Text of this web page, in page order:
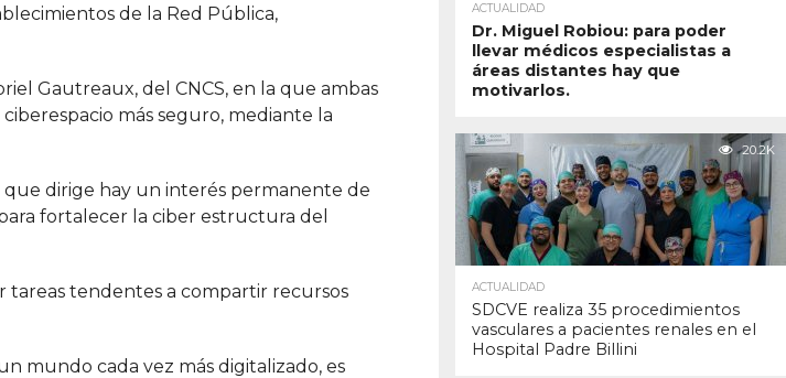
de la Red Pública,
Gautreaux, del CNCS, en la que ambas
más seguro, mediante la
dirige hay un interés permanente de
fortalecer la ciber estructura del
tendentes a compartir recursos
mundo cada vez más digitalizado, es
ACTUALIDAD
Dr. Miguel Robiou: para poder
llevar médicos especialistas a
áreas distantes hay que
motivarlos.
20.2K
ACTUALIDAD
SDCVE realiza 35 procedimientos
vasculares a pacientes renales en el
Hospital Padre Billini